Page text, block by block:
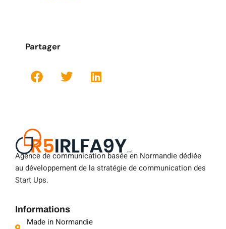
Partager
Agence de communication basée en Normandie dédiée
au développement de la stratégie de communication des
Start Ups.
Informations
Made in Normandie